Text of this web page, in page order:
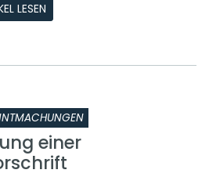
LESEN
einer